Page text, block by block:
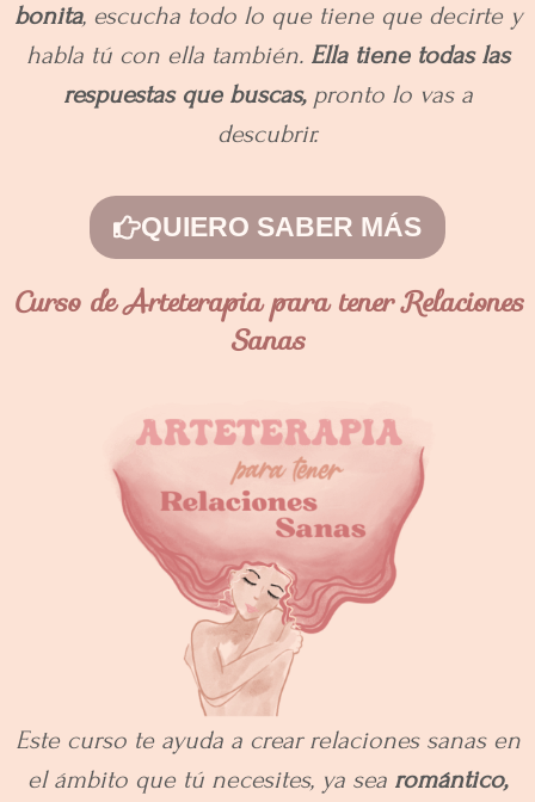
Curso de Arteterapia para tener Relaciones
Sanas
Este curso te ayuda a crear relaciones sanas en
el ámbito que tú necesites, ya sea romántico,
bonita, escucha todo lo que tiene que decirte y
habla tú con ella también.Ella tiene todas las
respuestas que buscas, pronto lo vas a
descubrir.
QUIERO SABER MÁS